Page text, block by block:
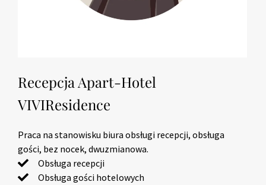
Recepcja Apart-Hotel
VIVIResidence
Praca na stanowisku biura obsługi recepcji, obsługa
gości, bez nocek, dwuzmianowa.
Obsługa recepcji
Obsługa gości hotelowych